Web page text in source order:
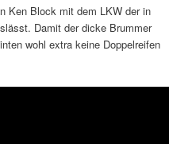
Ken Block mit dem LKW der in
Damit der dicke Brummer
wohl extra keine Doppelreifen